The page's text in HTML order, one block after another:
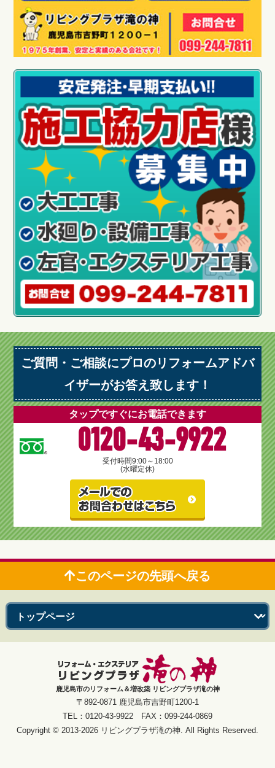
ご質問・ご相談にプロのリフォームアドバ
イザーがお答え致します！
タップですぐにお電話できます
0120-43-9922
受付時間9:00～18:00
(水曜定休)
このページの先頭へ戻る
鹿児島市のリフォーム＆増改築 リビングプラザ滝の神
〒892-0871 鹿児島市吉野町1200-1
TEL：0120-43-9922 FAX：099-244-0869
Copyright © 2013-2026 リビングプラザ滝の神. All Rights Reserved.